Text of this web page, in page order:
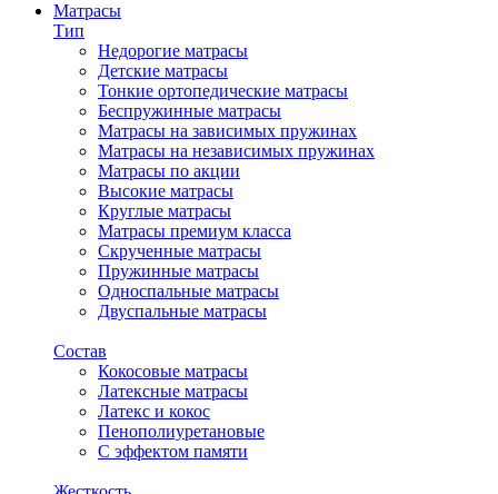
Матрасы
Тип
Недорогие матрасы
Детские матрасы
Тонкие ортопедические матрасы
Беспружинные матрасы
Матрасы на зависимых пружинах
Матрасы на независимых пружинах
Матрасы по акции
Высокие матрасы
Круглые матрасы
Матрасы премиум класса
Скрученные матрасы
Пружинные матрасы
Односпальные матрасы
Двуспальные матрасы
Состав
Кокосовые матрасы
Латексные матрасы
Латекс и кокос
Пенополиуретановые
С эффектом памяти